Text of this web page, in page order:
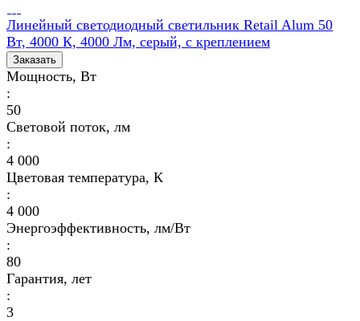
Линейный светодиодный светильник Retail Alum 50
Вт, 4000 К, 4000 Лм, серый, с креплением
Заказать
Мощность, Вт
:
50
Световой поток, лм
:
4 000
Цветовая температура, К
:
4 000
Энергоэффективность, лм/Вт
:
80
Гарантия, лет
:
3